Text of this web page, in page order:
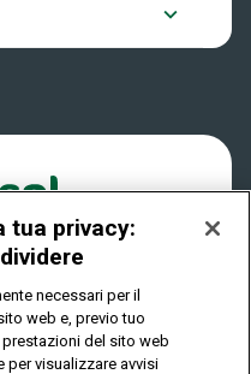
E PUÒ CAUSARE
tua privacy:
necessari per il
web e, previo tuo
del sito web
per visualizzare avvisi